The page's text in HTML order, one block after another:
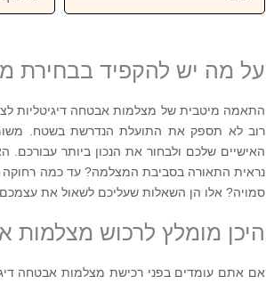
על מה יש להקפיד בבחירת
התאמה מיטבית של מצלמות אבטחה דיגיטליות
רוב לא תספק את התועלת הנדרשת בשטח. משום
האישיים שלכם ולבחור את הנכון ביותר
נראית התאורה בסביבת המצלמה? עד כמה
סמויה? אלו הן השאלות שעליכם לשאול את
היכן מומלץ לרכוש מצלמות
אם אתם עומדים בפני רכישת מצלמות אבטחה